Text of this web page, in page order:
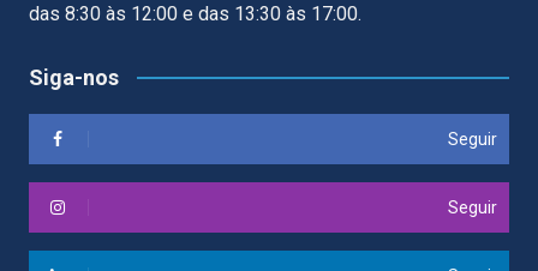
das 8:30 às 12:00 e das 13:30 às 17:00.
Siga-nos
Seguir
Seguir